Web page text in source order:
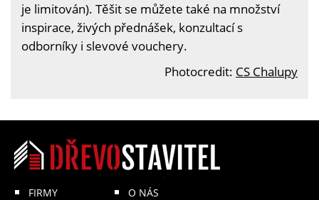
je limitován). Těšit se můžete také na množství
inspirace, živých přednášek, konzultací s
odborníky i slevové vouchery.
Photocredit: CS Chalupy
FIRMY O NÁS